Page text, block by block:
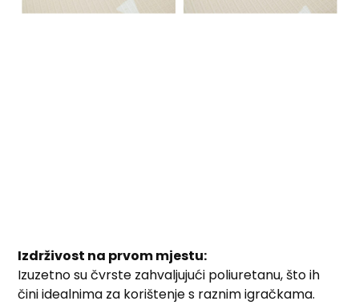
Izdrživost na prvom mjestu:
Izuzetno su čvrste zahvaljujući poliuretanu, što ih
čini idealnima za korištenje s raznim igračkama.